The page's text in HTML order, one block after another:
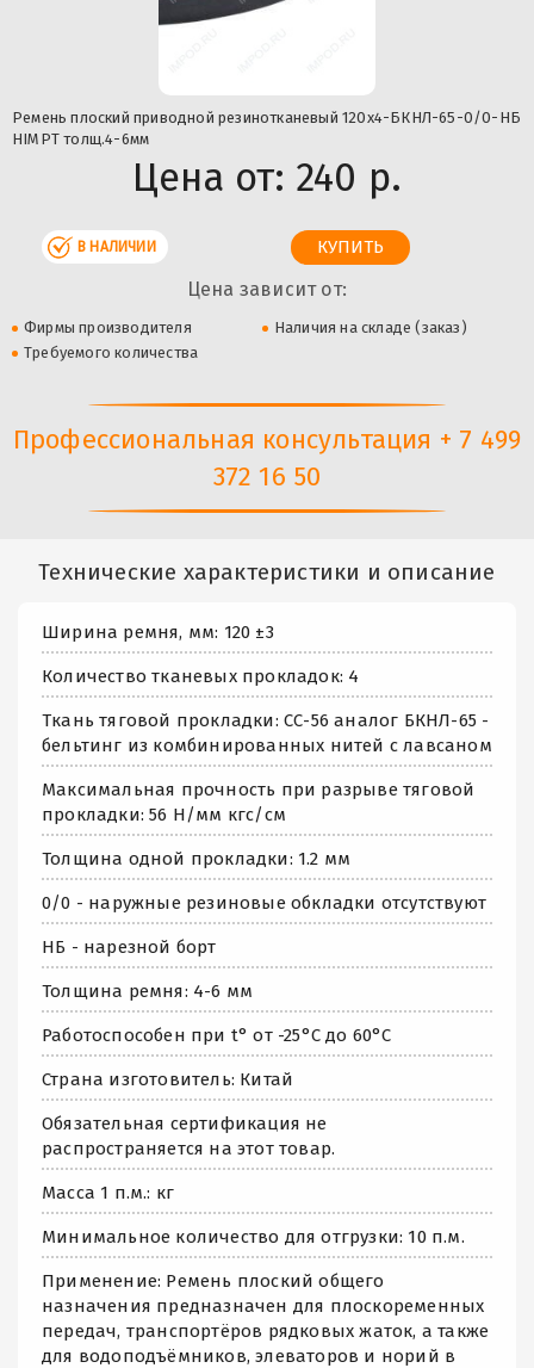
Ремень плоский приводной резинотканевый 120х4-БКНЛ-65-0/0-НБ
HIMPT толщ.4-6мм
Цена от: 240 р.
В НАЛИЧИИ
Цена зависит от:
Фирмы производителя
Наличия на складе (заказ)
Требуемого количества
Профессиональная консультация + 7 499
372 16 50
Технические характеристики и описание
Ширина ремня, мм: 120 ±3
Количество тканевых прокладок: 4
Ткань тяговой прокладки: СС-56 аналог БКНЛ-65 -
бельтинг из комбинированных нитей с лавсаном
Максимальная прочность при разрыве тяговой
прокладки: 56 Н/мм кгс/см
Толщина одной прокладки: 1.2 мм
0/0 - наружные резиновые обкладки отсутствуют
НБ - нарезной борт
Толщина ремня: 4-6 мм
Работоспособен при t° от -25°C до 60°C
Страна изготовитель: Китай
Обязательная сертификация не
распространяется на этот товар.
Масса 1 п.м.: кг
Минимальное количество для отгрузки: 10 п.м.
Применение: Ремень плоский общего
назначения предназначен для плоскоременных
передач, транспортёров рядковых жаток, а также
для водоподъёмников, элеваторов и норий в